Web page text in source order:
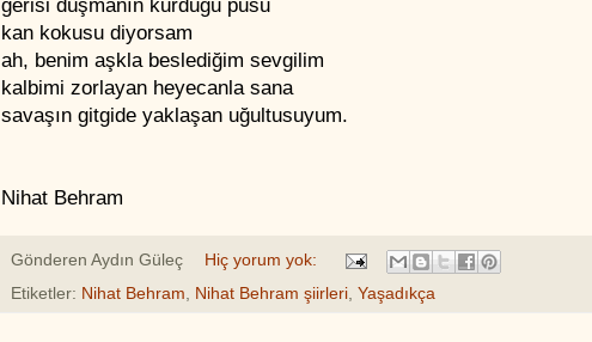
gerisi düşmanın kurduğu pusu
kan kokusu diyorsam
ah, benim aşkla beslediğim sevgilim
kalbimi zorlayan heyecanla sana
savaşın gitgide yaklaşan uğultusuyum.
Nihat Behram
Gönderen Aydın Güleç
Hiç yorum yok:
Etiketler: Nihat Behram, Nihat Behram şiirleri, Yaşadıkça